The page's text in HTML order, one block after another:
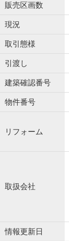
販売区画数
現況
取引態様
引渡し
建築確認番号
物件番号
リフォーム
取扱会社
情報更新日